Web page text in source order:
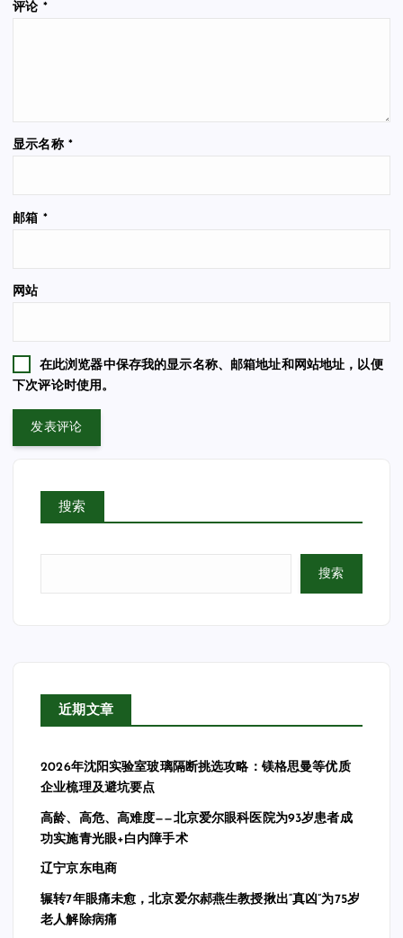
评论 *
显示名称 *
邮箱 *
网站
在此浏览器中保存我的显示名称、邮箱地址和网站地址，以便
下次评论时使用。
搜索
搜索
近期文章
2026年沈阳实验室玻璃隔断挑选攻略：镁格思曼等优质
企业梳理及避坑要点
高龄、高危、高难度——北京爱尔眼科医院为93岁患者成
功实施青光眼+白内障手术
辽宁京东电商
辗转7年眼痛未愈，北京爱尔郝燕生教授揪出“真凶”为75岁
老人解除病痛